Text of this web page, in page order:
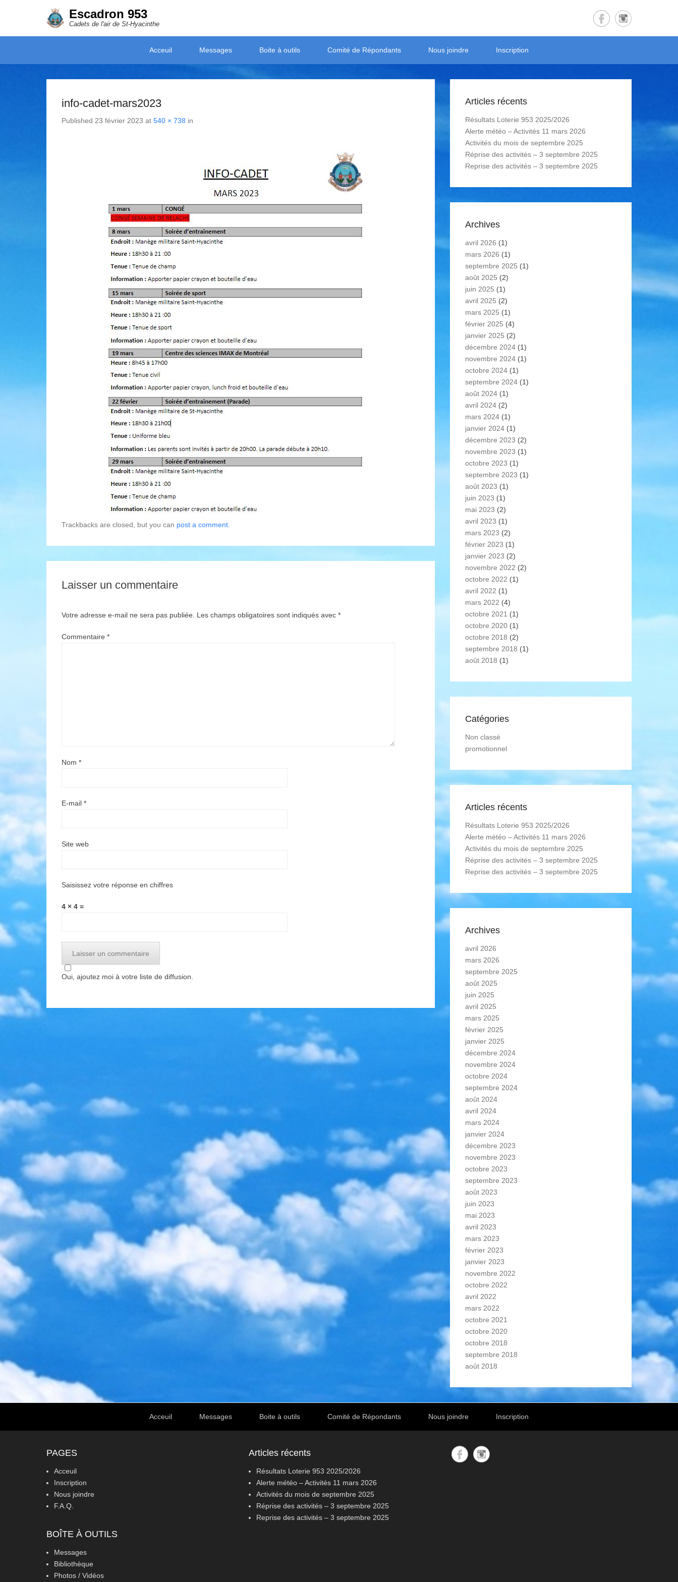
Escadron 953
Cadets de l'air de St-Hyacinthe
Acceuil
Messages Boite à outils Comité de Répondants Nous joindre Inscription
info-cadet-mars2023
Published 23 février 2023 at 540 × 738 in
Trackbacks are closed, but you can post a comment
Laisser un commentaire
Votre adresse e-mail ne sera pas publiée. Les champs obligatoires sont indiqués avec *
Commentaire *
Nom *
E-mail *
Site web
Saisissez votre réponse en chiffres
4 × 4 =
Oui, ajoutez moi à votre liste de diffusion.
Articles récents
Résultats Loterie 953 2025/2026
Alerte météo – Activités 11 mars 2026
Activités du mois de septembre 2025
Réprise des activités – 3 septembre 2025
Reprise des activités – 3 septembre 2025
Archives
avril 2026 (1)
mars 2026 (1)
septembre 2025 (1)
août 2025 (2)
juin 2025 (1)
avril 2025 (2)
mars 2025 (1)
février 2025 (4)
janvier 2025 (2)
décembre 2024 (1)
novembre 2024 (1)
octobre 2024 (1)
septembre 2024 (1)
août 2024 (1)
avril 2024 (2)
mars 2024 (1)
janvier 2024 (1)
décembre 2023 (2)
novembre 2023 (1)
octobre 2023 (1)
septembre 2023 (1)
août 2023 (1)
juin 2023 (1)
mai 2023 (2)
avril 2023 (1)
mars 2023 (2)
février 2023 (1)
janvier 2023 (2)
novembre 2022 (2)
octobre 2022 (1)
avril 2022 (1)
mars 2022 (4)
octobre 2021 (1)
octobre 2020 (1)
octobre 2018 (2)
septembre 2018 (1)
août 2018 (1)
Catégories
Non classé
promotionnel
Articles récents
Résultats Loterie 953 2025/2026
Alerte météo – Activités 11 mars 2026
Activités du mois de septembre 2025
Réprise des activités – 3 septembre 2025
Reprise des activités – 3 septembre 2025
Archives
avril 2026
mars 2026
septembre 2025
août 2025
juin 2025
avril 2025
mars 2025
février 2025
janvier 2025
décembre 2024
novembre 2024
octobre 2024
septembre 2024
août 2024
avril 2024
mars 2024
janvier 2024
décembre 2023
novembre 2023
octobre 2023
septembre 2023
août 2023
juin 2023
mai 2023
avril 2023
mars 2023
février 2023
janvier 2023
novembre 2022
octobre 2022
avril 2022
mars 2022
octobre 2021
octobre 2020
octobre 2018
septembre 2018
août 2018
Acceuil
Messages Boite à outils Comité de Répondants Nous joindre Inscription
PAGES
Acceuil
Inscription
Nous joindre
F.A.Q.
BOÎTE À OUTILS
Messages
Bibliothèque
Photos / Vidéos
Articles récents
Résultats Loterie 953 2025/2026
Alerte météo – Activités 11 mars 2026
Activités du mois de septembre 2025
Réprise des activités – 3 septembre 2025
Reprise des activités – 3 septembre 2025